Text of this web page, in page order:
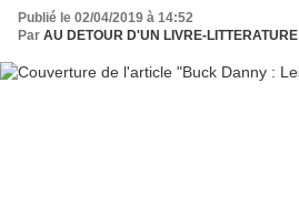
Publié le 02/04/2019 à 14:52
Par AU DETOUR D'UN LIVRE-LITTERATURE